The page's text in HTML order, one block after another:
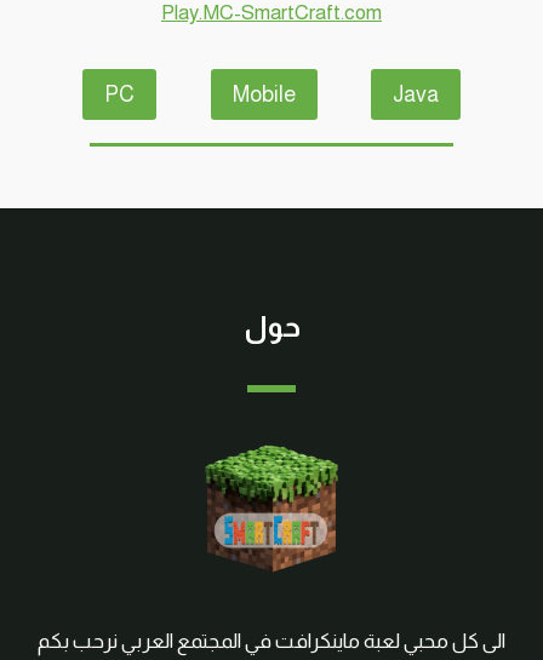
Play.MC-SmartCraft.com
Java
Mobile
PC
حول
الى كل محبي لعبة ماينكرافت في المجتمع العربي نرحب بكم